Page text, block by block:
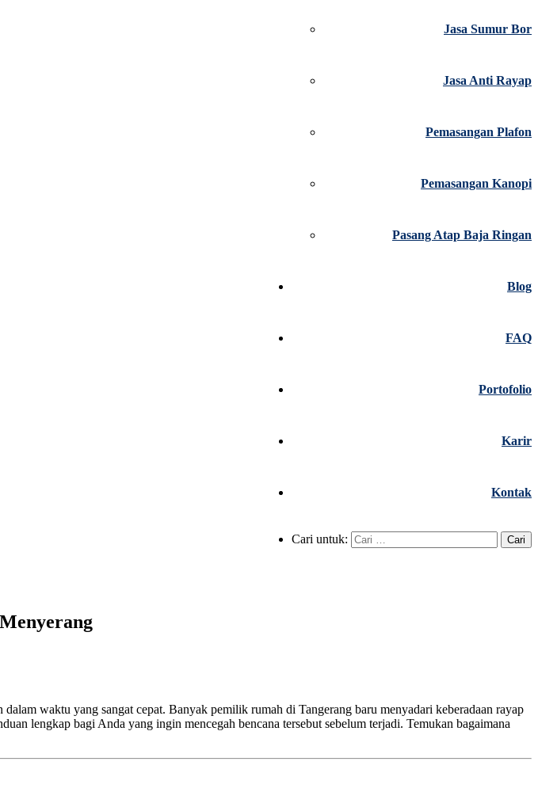
Jasa Sumur Bor
Jasa Anti Rayap
Pemasangan Plafon
Pemasangan Kanopi
Pasang Atap Baja Ringan
Blog
FAQ
Portofolio
Karir
Kontak
Cari untuk:
waktu yang sangat cepat. Banyak pemilik rumah di Tangerang baru menyadari keberadaan rayap
lengkap bagi Anda yang ingin mencegah bencana tersebut sebelum terjadi. Temukan bagaimana